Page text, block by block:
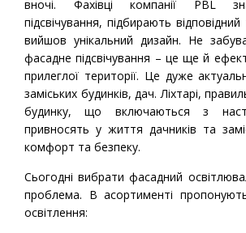
вночі. Фахівці компанії PBL
підсвічування, підбирають
вийшов унікальний дизайн. Не
фасадне підсвічування – це ще й
прилеглої території. Це дуже
заміських будинків, дач. Ліхтарі,
будинку, що включаються з
привносять у життя дачників та
комфорт та безпеку.
Сьогодні вибрати фасадний
проблема. В асортименті
освітлення: